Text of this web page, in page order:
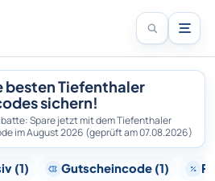
besten Tiefenthaler
sichern!
Spare jetzt mit dem Tiefenthaler
im August 2026 (geprüft am 07.08.2026)
(1) Gutscheincode (1)